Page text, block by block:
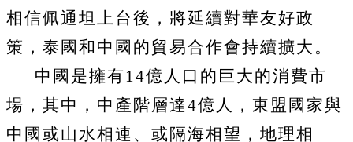
相信佩通坦上台後，將延續對華友好政
策，泰國和中國的貿易合作會持續擴大。
中國是擁有14億人口的巨大的消費市
場，其中，中產階層達4億人，東盟國家與
中國或山水相連、或隔海相望，地理相